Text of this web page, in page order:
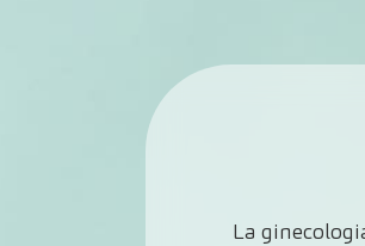
La